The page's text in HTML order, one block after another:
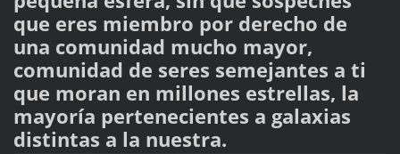
que eres miembro por derecho de
una comunidad mucho mayor,
comunidad de seres semejantes a ti
que moran en millones estrellas, la
mayoría pertenecientes a galaxias
distintas a la nuestra.